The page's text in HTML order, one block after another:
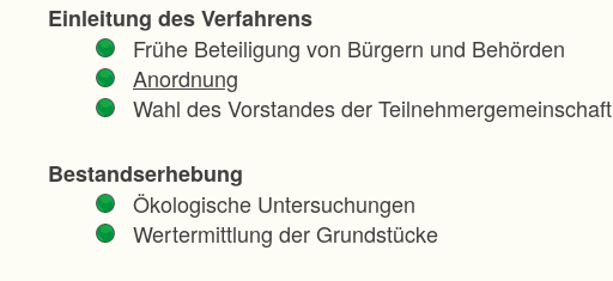
Einleitung des Verfahrens
Frühe Beteiligung von Bürgern und Behörden
Anordnung
Wahl des Vorstandes der Teilnehmergemeinschaft
Bestandserhebung
Ökologische Untersuchungen
Wertermittlung der Grundstücke